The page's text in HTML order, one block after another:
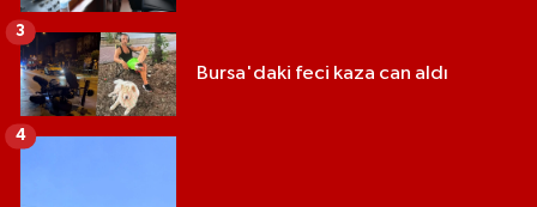
Bursa'daki feci kaza can aldı
3
4